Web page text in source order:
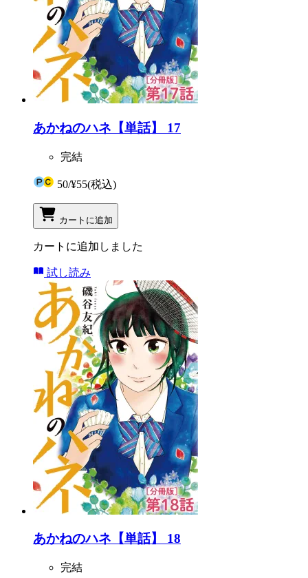
あかねのハネ【単話】 17
完結
50/¥55(税込)
カートに追加
カートに追加しました
試し読み
あかねのハネ【単話】 18
完結